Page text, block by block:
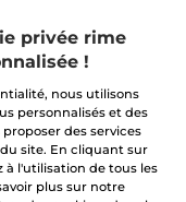
UN AVIS
privée rime
!
nous utilisons
personnalisés et des
des services
site. En cliquant sur
à l'utilisation de tous les
plus sur notre